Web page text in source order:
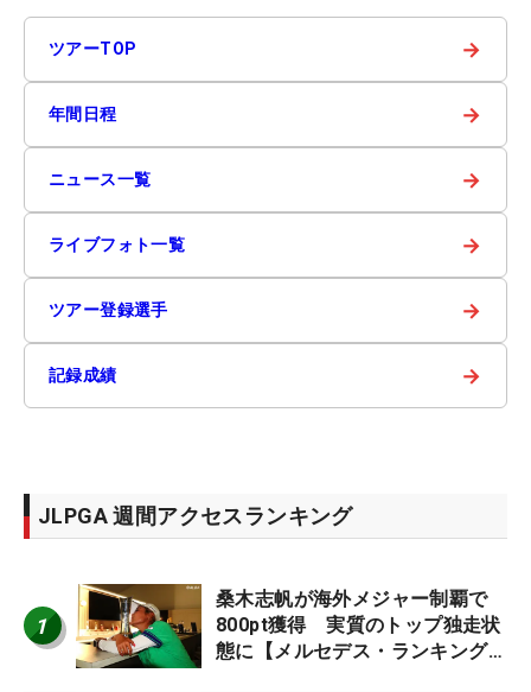
ツアーTOP →
年間日程 →
ニュース一覧 →
ライブフォト一覧 →
ツアー登録選手 →
記録成績 →
JLPGA 週間アクセスランキング
1
桑木志帆が海外メジャー制覇で
800pt獲得 実質のトップ独走状
態に【メルセデス・ランキング番